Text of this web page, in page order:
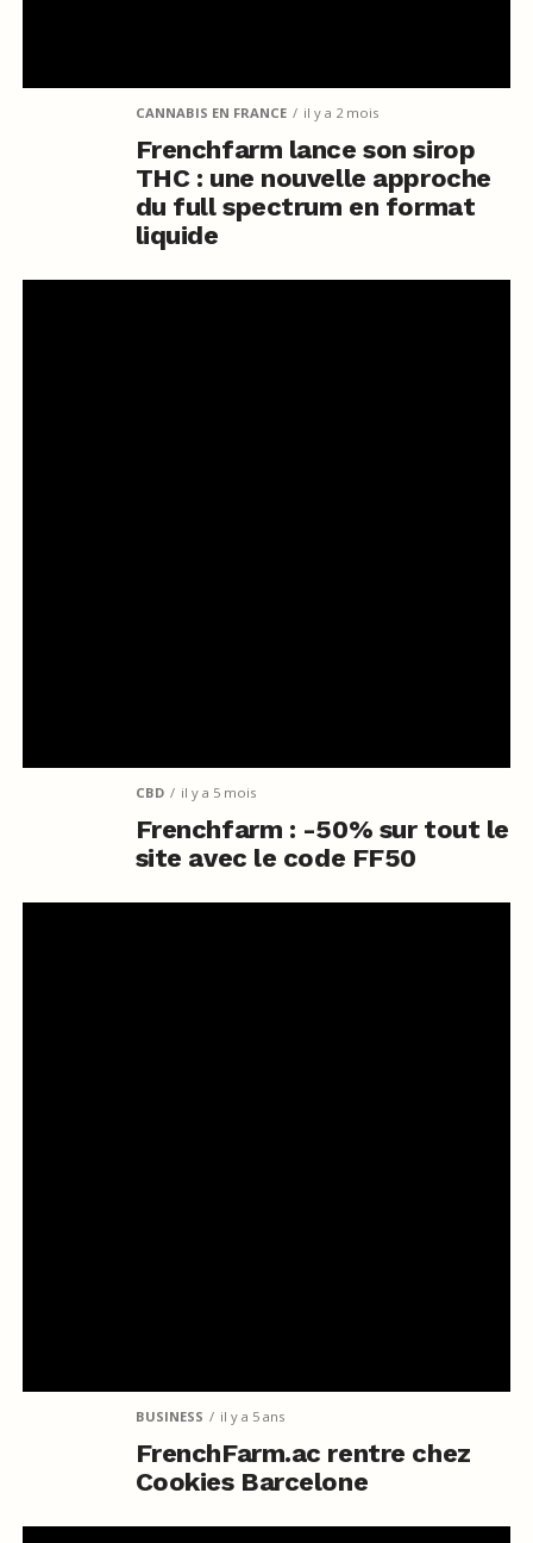
CANNABIS EN FRANCE il y a 2 mois
Frenchfarm lance son sirop
THC : une nouvelle approche
du full spectrum en format
liquide
CBD il y a 5 mois
Frenchfarm : -50% sur tout le
site avec le code FF50
BUSINESS il y a 5 ans
FrenchFarm.ac rentre chez
Cookies Barcelone